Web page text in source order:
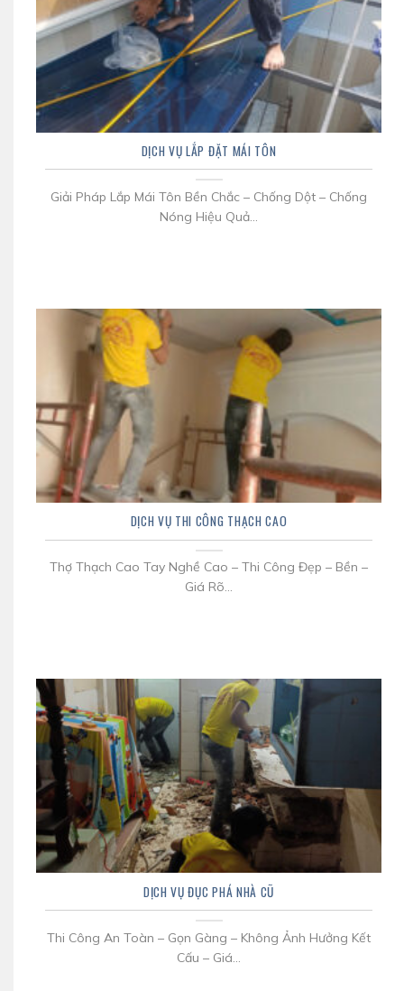
DỊCH VỤ LẮP ĐẶT MÁI TÔN
Giải Pháp Lắp Mái Tôn Bền Chắc – Chống Dột – Chống
Nóng Hiệu Quả...
DỊCH VỤ THI CÔNG THẠCH CAO
Thợ Thạch Cao Tay Nghề Cao – Thi Công Đẹp – Bền –
Giá Rõ...
DỊCH VỤ ĐỤC PHÁ NHÀ CŨ
Thi Công An Toàn – Gọn Gàng – Không Ảnh Hưởng Kết
Cấu – Giá...